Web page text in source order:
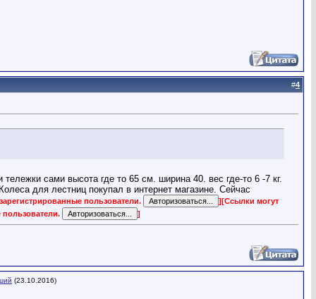
#4
сами высота где то 65 см. ширина 40. вес где-то 6 -7 кг.
для лестниц покупал в интернет магазине. Сейчас
пользователи. ] [Ссылки могут
]
(23.10.2016)